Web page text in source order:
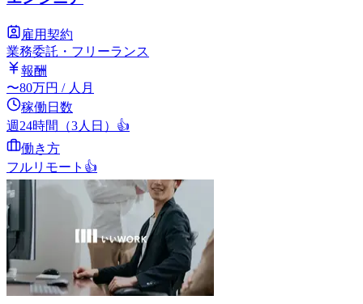
雇用契約
業務委託・フリーランス
報酬
〜80万円 / 人月
稼働日数
週24時間（3人日） 👍
働き方
フルリモート 👍